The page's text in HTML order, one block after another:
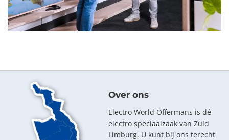
Over ons
Electro World Offermans is dé
electro speciaalzaak van Zuid
Limburg. U kunt bij ons terecht